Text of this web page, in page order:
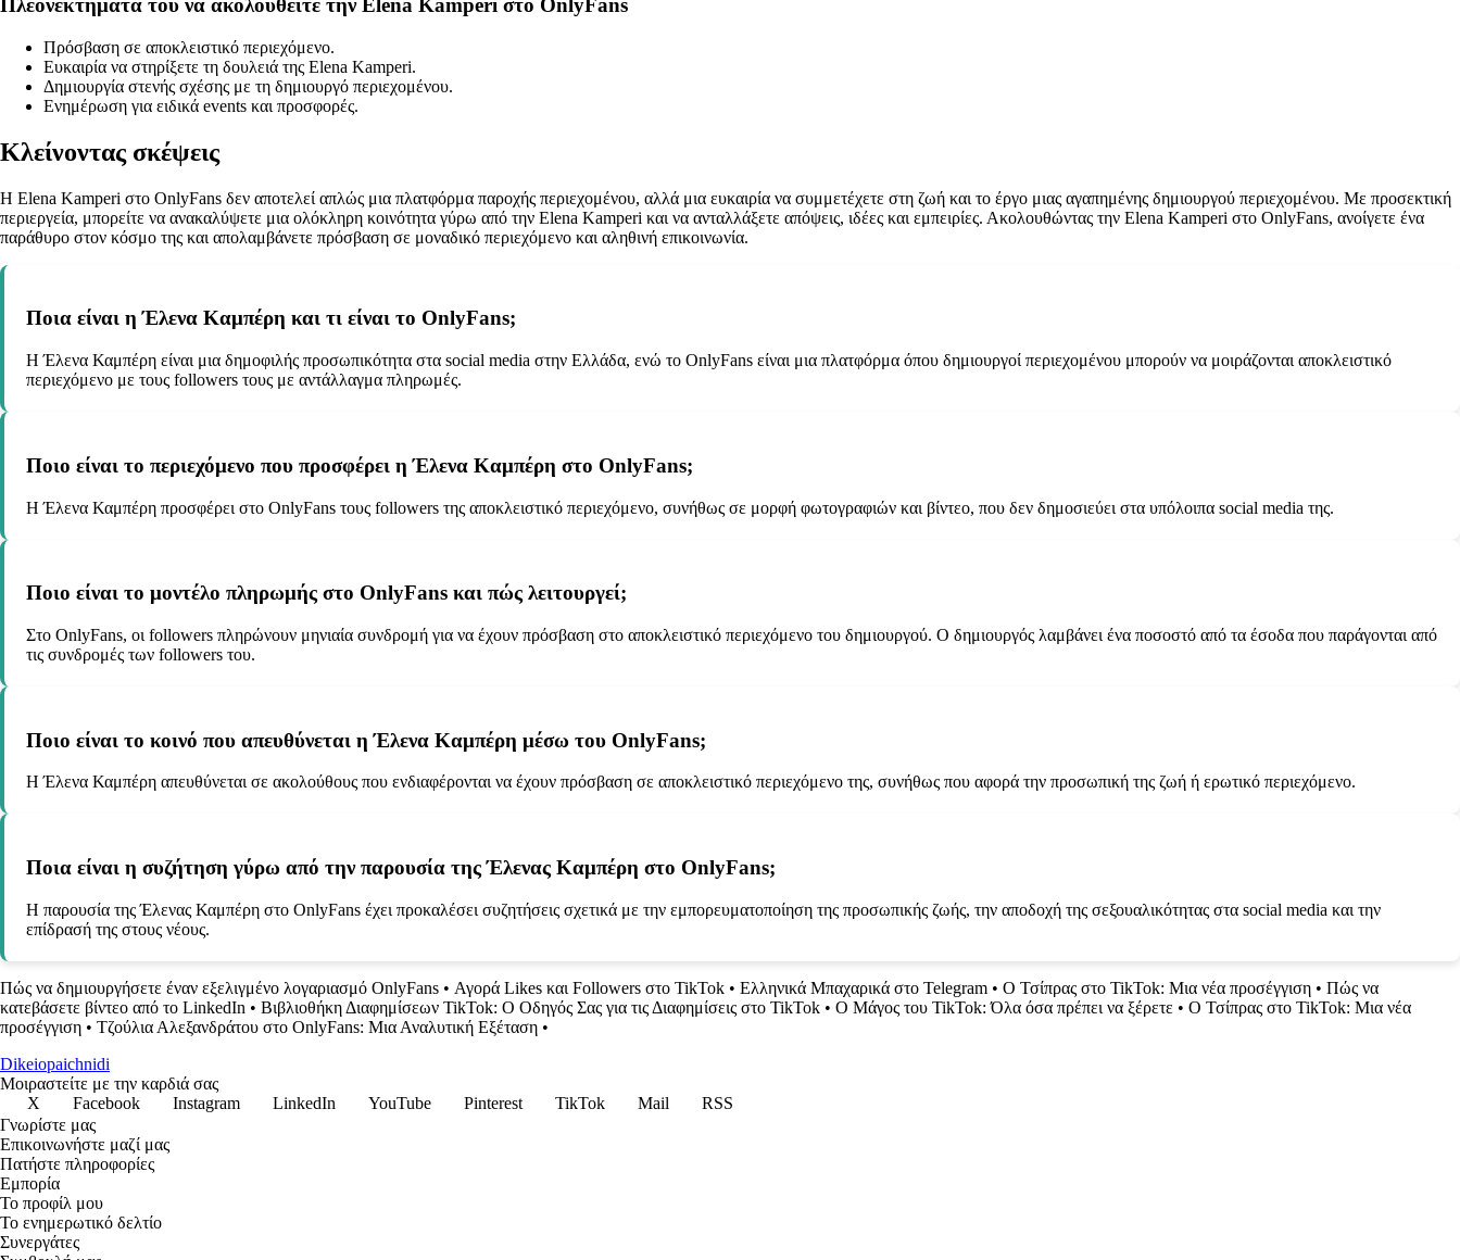
Πλεονεκτήματα του να ακολουθείτε την Elena Kamperi στο OnlyFans
Πρόσβαση σε αποκλειστικό περιεχόμενο.
Ευκαιρία να στηρίξετε τη δουλειά της Elena Kamperi.
Δημιουργία στενής σχέσης με τη δημιουργό περιεχομένου.
Ενημέρωση για ειδικά events και προσφορές.
Κλείνοντας σκέψεις
Η Elena Kamperi στο OnlyFans δεν αποτελεί απλώς μια πλατφόρμα παροχής περιεχομένου, αλλά μια ευκαιρία να συμμετέχετε στη ζωή και το έργο μιας αγαπημένης δημιουργού περιεχομένου. Με προσεκτική
περιεργεία, μπορείτε να ανακαλύψετε μια ολόκληρη κοινότητα γύρω από την Elena Kamperi και να ανταλλάξετε απόψεις, ιδέες και εμπειρίες. Ακολουθώντας την Elena Kamperi στο OnlyFans, ανοίγετε ένα
παράθυρο στον κόσμο της και απολαμβάνετε πρόσβαση σε μοναδικό περιεχόμενο και αληθινή επικοινωνία.
Ποια είναι η Έλενα Καμπέρη και τι είναι το OnlyFans;
Η Έλενα Καμπέρη είναι μια δημοφιλής προσωπικότητα στα social media στην Ελλάδα, ενώ το OnlyFans είναι μια πλατφόρμα όπου δημιουργοί περιεχομένου μπορούν να μοιράζονται αποκλειστικό
περιεχόμενο με τους followers τους με αντάλλαγμα πληρωμές.
Ποιο είναι το περιεχόμενο που προσφέρει η Έλενα Καμπέρη στο OnlyFans;
Η Έλενα Καμπέρη προσφέρει στο OnlyFans τους followers της αποκλειστικό περιεχόμενο, συνήθως σε μορφή φωτογραφιών και βίντεο, που δεν δημοσιεύει στα υπόλοιπα social media της.
Ποιο είναι το μοντέλο πληρωμής στο OnlyFans και πώς λειτουργεί;
Στο OnlyFans, οι followers πληρώνουν μηνιαία συνδρομή για να έχουν πρόσβαση στο αποκλειστικό περιεχόμενο του δημιουργού. Ο δημιουργός λαμβάνει ένα ποσοστό από τα έσοδα που παράγονται από
τις συνδρομές των followers του.
Ποιο είναι το κοινό που απευθύνεται η Έλενα Καμπέρη μέσω του OnlyFans;
Η Έλενα Καμπέρη απευθύνεται σε ακολούθους που ενδιαφέρονται να έχουν πρόσβαση σε αποκλειστικό περιεχόμενο της, συνήθως που αφορά την προσωπική της ζωή ή ερωτικό περιεχόμενο.
Ποια είναι η συζήτηση γύρω από την παρουσία της Έλενας Καμπέρη στο OnlyFans;
Η παρουσία της Έλενας Καμπέρη στο OnlyFans έχει προκαλέσει συζητήσεις σχετικά με την εμπορευματοποίηση της προσωπικής ζωής, την αποδοχή της σεξουαλικότητας στα social media και την
επίδρασή της στους νέους.
Πώς να δημιουργήσετε έναν εξελιγμένο λογαριασμό OnlyFans • Αγορά Likes και Followers στο TikTok • Ελληνικά Μπαχαρικά στο Telegram • Ο Τσίπρας στο TikTok: Μια νέα προσέγγιση • Πώς να
κατεβάσετε βίντεο από το LinkedIn • Βιβλιοθήκη Διαφημίσεων TikTok: Ο Οδηγός Σας για τις Διαφημίσεις στο TikTok • Ο Μάγος του TikTok: Όλα όσα πρέπει να ξέρετε • Ο Τσίπρας στο TikTok: Μια νέα
προσέγγιση • Τζούλια Αλεξανδράτου στο OnlyFans: Μια Αναλυτική Εξέταση •
Dikeiopaichnidi
Μοιραστείτε με την καρδιά σας
X
Facebook Instagram LinkedIn YouTube Pinterest TikTok Mail
RSS
Γνωρίστε μας
Επικοινωνήστε μαζί μας
Πατήστε πληροφορίες
Εμπορία
Το προφίλ μου
Το ενημερωτικό δελτίο
Συνεργάτες